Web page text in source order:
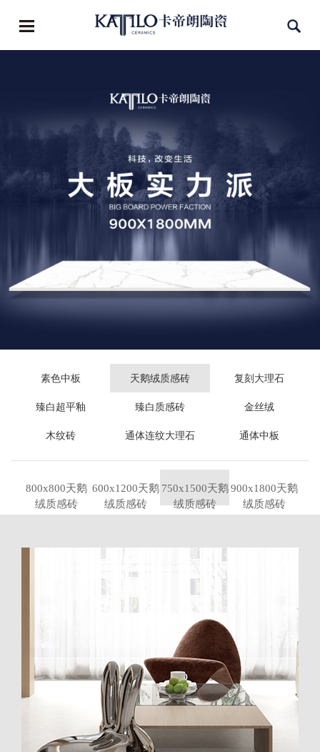
素色中板 天鹅绒质感砖 复刻大理石
臻白超平釉 臻白质感砖 金丝绒
木纹砖 通体连纹大理石 通体中板
800x800天鹅
绒质感砖
600x1200天鹅
绒质感砖
750x1500天鹅
绒质感砖
900x1800天鹅
绒质感砖